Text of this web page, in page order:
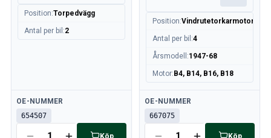
Inredning
Sprangskisser (Förhandsvisning)
Volvo 164 Sprängskisser
Volvo 240 Sprängskisser
Volvo 740, 760 Sprängskisser
Position:Torpedvägg
Antal per bil :2
Tillgänglig
OE-NUMMER
654507
Köp
Position:Vindrutetorkarmotor
Antal per bil :4
Årsmodell :1947-68
Motor: B4, B14, B16, B18
Tillgänglig
OE-NUMMER
667075
Köp